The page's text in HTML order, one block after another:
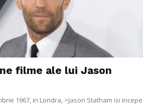
filme ale lui Jason
1967, in Londra, >Jason Statham isi incepe